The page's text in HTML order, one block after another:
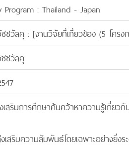
Program : Thailand - Japan
ชวัลคุ : [งานวิจัยที่เกี่ยวข้อง (5 โครง
ชวัลคุ
เสริมการศึกษาค้นคว้าหาความรู้เกี่ยว
เสริมความสัมพันธ์โดยเฉพาะอย่างยิ่